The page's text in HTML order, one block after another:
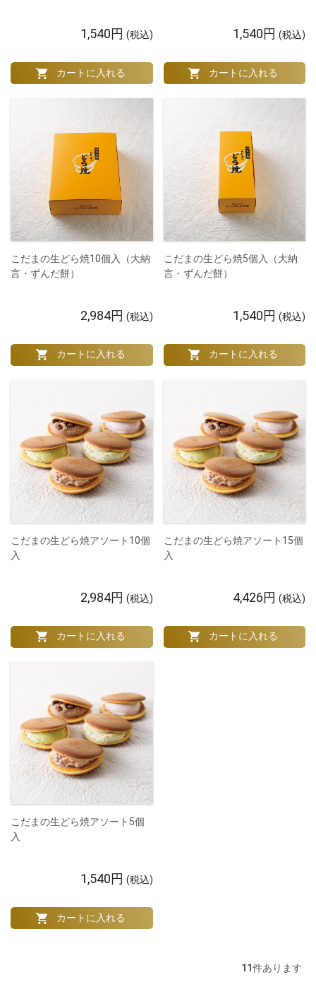
1,540円 (税込) 1,540円 (税込)
こだまの生どら焼10個入（大納
言・ずんだ餅）
2,984円 (税込)
こだまの生どら焼5個入（大納
言・ずんだ餅）
1,540円 (税込)
こだまの生どら焼アソート10個
入
2,984円 (税込)
こだまの生どら焼アソート15個
入
4,426円 (税込)
こだまの生どら焼アソート5個
入
1,540円 (税込)
11件あります